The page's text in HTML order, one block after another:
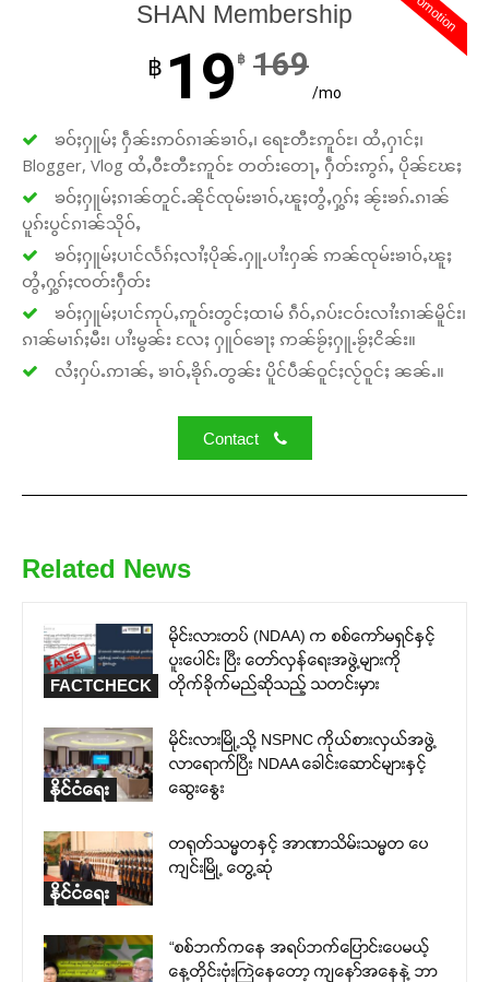
SHAN Membership
฿ 19 ฿ 169
/mo
ၶဝ်ႈႁူမ်ႈ ႁဵၼ်းဢဝ်ၵၢၼ်ၶၢဝ်ႇ၊ ရေႊတီႊဢူဝ်ႊ၊ ထႆႇႁၢင်ႈ၊
Blogger, Vlog ထႆႇဝီႊတီႊဢူဝ်ႊ တတ်းတေႃႇ ႁဵတ်းဢွၵ်ႇ ပိုၼ်ၽႄႈ
ၶဝ်ႈႁူမ်ႈၵၢၼ်တူင်ႉၼိုင်ၸုမ်းၶၢဝ်ႇၽူႈတွႆႇႁွၵ်ႈ ၼႂ်းၶၵ်ႉၵၢၼ်
ပူၵ်းပွင်ၵၢၼ်သိုဝ်ႇ
ၶဝ်ႈႁူမ်ႈပၢင်လႅၵ်ႈလၢႆႈပိုၼ်ႉႁူႉပၢႆးႁၼ် ဢၼ်ၸုမ်းၶၢဝ်ႇၽူႈ
တွႆႇႁွၵ်ႈၸတ်းႁဵတ်း
ၶဝ်ႈႁူမ်ႈပၢင်ဢုပ်ႇဢူဝ်းတွင်ႈထၢမ် ၵဵဝ်ႇၵပ်းငဝ်းလၢႆးၵၢၼ်မိူင်း၊
ၵၢၼ်မၢၵ်ႈမီး၊ ပၢႆးမွၼ်း လႄႈ ႁူဝ်ၶေႃႈ ဢၼ်ၶႂ်ႈႁူႉၶႂ်ႈငိၼ်း။
လႆႈႁပ်ႉဢၢၼ်ႇ ၶၢဝ်ႇၶိုၵ်ႉတွၼ်း ပိူင်ပဵၼ်ဝူင်ႈလႂ်ဝူင်ႈ ၼၼ်ႉ။
Contact
Related News
FACTCHECK
မိုင်းလားတပ် (NDAA) က စစ်ကော်မရှင်နှင့်
ပူးပေါင်း ပြီး တော်လှန်ရေးအဖွဲ့များကို
တိုက်ခိုက်မည်ဆိုသည့် သတင်းမှား
နိုင်ငံရေး
မိုင်းလားမြို့သို့ NSPNC ကိုယ်စားလှယ်အဖွဲ့
လာရောက်ပြီး NDAA ခေါင်းဆောင်များနှင့်
ဆွေးနွေး
နိုင်ငံရေး
တရုတ်သမ္မတနှင့် အာဏာသိမ်းသမ္မတ ပေ
ကျင်းမြို့ တွေ့ဆုံ
“စစ်ဘက်ကနေ အရပ်ဘက်ပြောင်းပေမယ့်
နေ့တိုင်းဗုံးကြဲနေတော့ ကျနော်အနေနဲ့ ဘာ